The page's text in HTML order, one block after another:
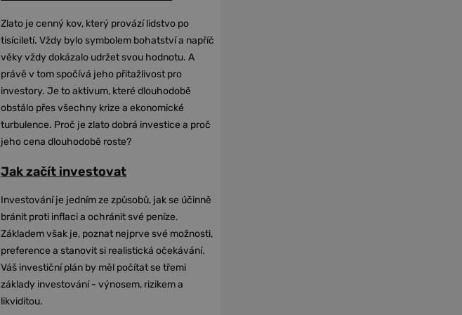
Zlato je cenný kov, který provází lidstvo po
tisíciletí. Vždy bylo symbolem bohatství a napříč
věky vždy dokázalo udržet svou hodnotu. A
právě v tom spočívá jeho přitažlivost pro
investory. Je to aktivum, které dlouhodobě
obstálo přes všechny krize a ekonomické
turbulence. Proč je zlato dobrá investice a proč
jeho cena dlouhodobě roste?
Jak začít investovat
Investování je jedním ze způsobů, jak se účinně
bránit proti inflaci a ochránit své peníze.
Základem však je, poznat nejprve své možnosti,
preference a stanovit si realistická očekávání.
Váš investiční plán by měl počítat se třemi
základy investování - výnosem, rizikem a
likviditou.